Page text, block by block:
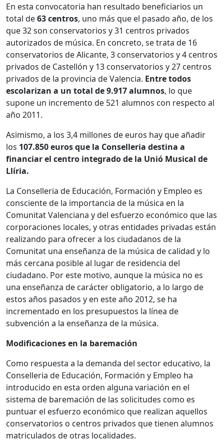
En esta convocatoria han resultado beneficiarios un
total de63 centros, uno más que el pasado año, de los
que 32 son conservatorios y 31 centros privados
autorizados de música. En concreto, se trata de 16
conservatorios de Alicante, 3 conservatorios y 4 centros
privados de Castellón y 13 conservatorios y 27 centros
privados de la provincia de Valencia. Entre todos
escolarizan a un total de 9.917 alumnos, lo que
supone un incremento de 521 alumnos con respecto al
año 2011.
Asimismo, a los 3,4 millones de euros hay que añadir
los 107.850 euros que la Conselleria destina a
financiar el centro integrado de la Unió Musical de
Llíria.
La Conselleria de Educación, Formación y Empleo es
consciente de la importancia de la música en la
Comunitat Valenciana y del esfuerzo económico que las
corporaciones locales, y otras entidades privadas están
realizando para ofrecer a los ciudadanos de la
Comunitat una enseñanza de la música de calidad y lo
más cercana posible al lugar de residencia del
ciudadano. Por este motivo, aunque la música no es
una enseñanza de carácter obligatorio, a lo largo de
estos años pasados y en este año 2012, se ha
incrementado en los presupuestos la línea de
subvención a la enseñanza de la música.
Modificaciones en la baremación
Como respuesta a la demanda del sector educativo, la
Conselleria de Educación, Formación y Empleo ha
introducido en esta orden alguna variación en el
sistema de baremación de las solicitudes como es
puntuar el esfuerzo económico que realizan aquellos
conservatorios o centros privados que tienen alumnos
matriculados de otras localidades.